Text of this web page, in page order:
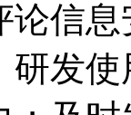
论信
研发